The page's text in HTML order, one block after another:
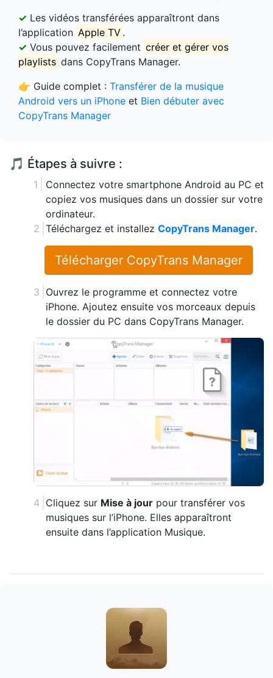
✓ Les vidéos transférées apparaîtront dans
l’application Apple TV .
✓ Vous pouvez facilement créer et gérer vos
playlists dans CopyTrans Manager.
👉 Guide complet : Transférer de la musique
Android vers un iPhone et Bien débuter avec
CopyTrans Manager
🎵 Étapes à suivre :
Connectez votre smartphone Android au PC et
copiez vos musiques dans un dossier sur votre
ordinateur.
Téléchargez et installez CopyTrans Manager.
Télécharger CopyTrans Manager
Ouvrez le programme et connectez votre
iPhone. Ajoutez ensuite vos morceaux depuis
le dossier du PC dans CopyTrans Manager.
Cliquez sur Mise à jour pour transférer vos
musiques sur l’iPhone. Elles apparaîtront
ensuite dans l’application Musique.